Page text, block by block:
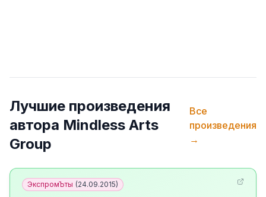
Лучшие произведения
автора Mindless Arts
Group
Все
произведения
→
ЭкспромЪты (24.09.2015)